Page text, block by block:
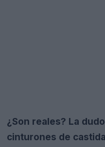
¿Son reales? La
cinturones de